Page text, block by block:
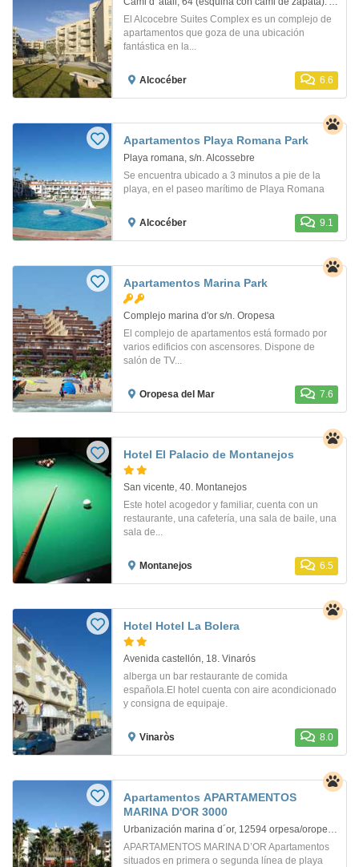
El Alcocebre Suites Complex es un complejo de
apartamentos que goza de una ubicación
fantástica en la...
Alcocéber 6.6
Apartamentos Playa Romana Park
Playa romana, s/n. Alcossebre
Se encuentra ubicado a 3 minutos a pie de la
playa, en el paseo marítimo de Playa Romana
Alcocéber 9.1
Apartamentos Marina Park
Complejo marina d'or s/n. Oropesa
El complejo de apartamentos está formado por
varios edificios con ascensores. Dispone de
salón de TV...
Oropesa del Mar 7.6
Hotel El Palacio de Montanejos
San vicente, 40. Montanejos
Este hotel acogedor y familiar, cuenta con un
restaurante, una cafetería, una sala de baile, una
sala de...
Montanejos 6.5
Hotel Hotel La Bolera
Avenida castellón, 18. Vinarós
alberga un bar restaurante de comida
española.El hotel cuenta con aire acondicionado
y consigna de equipaje.
Vinaròs 8.0
Apartamentos APARTAMENTOS
MARINA D'OR 3000
APARTAMENTOS MARINA D’OR Apartamentos
situados en primera o segunda línea de playa